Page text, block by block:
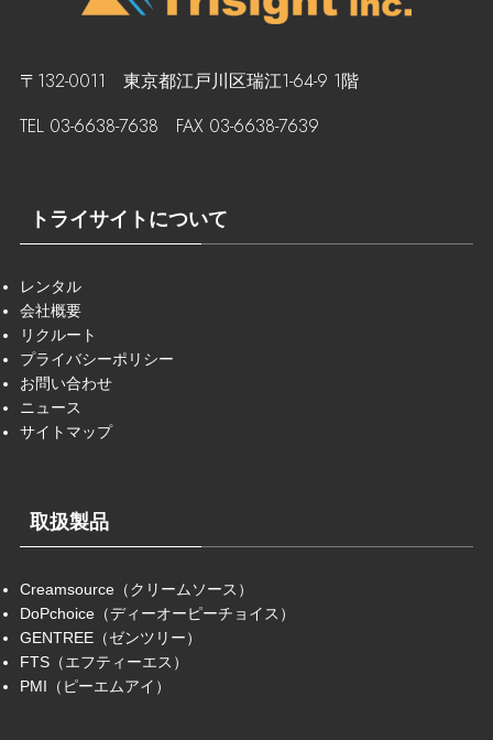
〒132-0011 東京都江戸川区瑞江1-64-9 1階
TEL 03-6638-7638 FAX 03-6638-7639
トライサイトについて
レンタル
会社概要
リクルート
プライバシーポリシー
お問い合わせ
ニュース
サイトマップ
取扱製品
Creamsource（クリームソース）
DoPchoice（ディーオーピーチョイス）
GENTREE（ゼンツリー）
FTS（エフティーエス）
PMI（ピーエムアイ）